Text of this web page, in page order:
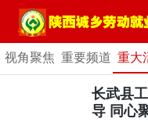
视角聚焦 重要频道 重大
长武县
导 同心